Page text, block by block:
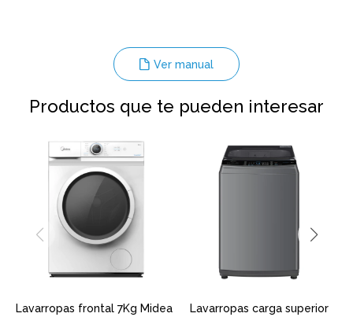
Ver manual
Productos que te pueden interesar
Lavarropas frontal 7Kg Midea
Lavarropas carga superior